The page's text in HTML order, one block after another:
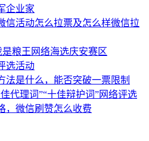
企业家
信活动怎么拉票及怎么样微信拉
粮王网络海选庆安赛区
选活动
法是什么，能否突破一票限制
代理词”“十佳辩护词”网络评选
，微信刷赞怎么收费